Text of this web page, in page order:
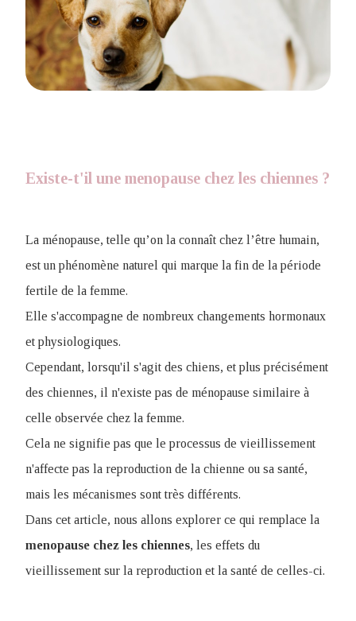
Existe-t'il une menopause chez les chiennes ?
La ménopause, telle qu’on la connaît chez l’être humain,
est un phénomène naturel qui marque la fin de la période
fertile de la femme.
Elle s'accompagne de nombreux changements hormonaux
et physiologiques.
Cependant, lorsqu'il s'agit des chiens, et plus précisément
des chiennes, il n'existe pas de ménopause similaire à
celle observée chez la femme.
Cela ne signifie pas que le processus de vieillissement
n'affecte pas la reproduction de la chienne ou sa santé,
mais les mécanismes sont très différents.
Dans cet article, nous allons explorer ce qui remplace la
menopause chez les chiennes, les effets du
vieillissement sur la reproduction et la santé de celles-ci.